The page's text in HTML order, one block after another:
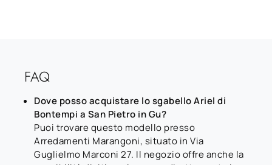
FAQ
Dove posso acquistare lo sgabello Ariel di
Bontempi a San Pietro in Gu?
Puoi trovare questo modello presso
Arredamenti Marangoni, situato in Via
Guglielmo Marconi 27. Il negozio offre anche la